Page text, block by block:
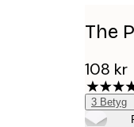
The
108 kr
3 Betyg